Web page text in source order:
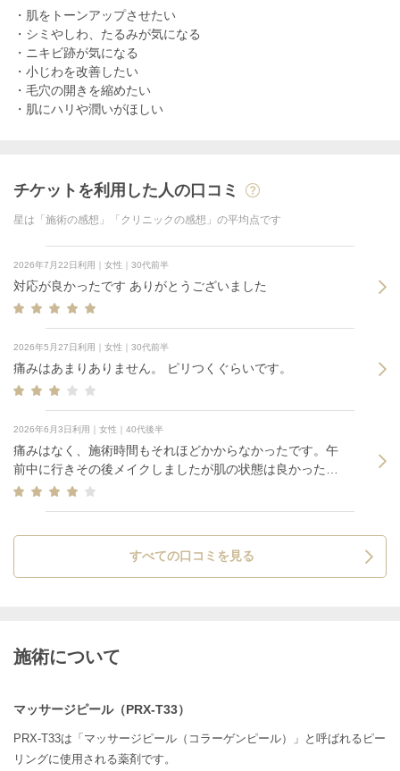
・肌をトーンアップさせたい
・シミやしわ、たるみが気になる
・ニキビ跡が気になる
・小じわを改善したい
・毛穴の開きを縮めたい
・肌にハリや潤いがほしい
チケットを利用した人の口コミ
星は「施術の感想」「クリニックの感想」の平均点です
2026年7月22日利用｜女性｜30代前半
対応が良かったです ありがとうございました
2026年5月27日利用｜女性｜30代前半
痛みはあまりありません。 ピリつくぐらいです。
2026年6月3日利用｜女性｜40代後半
痛みはなく、施術時間もそれほどかからなかったです。午
前中に行きその後メイクしましたが肌の状態は良かったで
す。
すべての口コミを見る
施術について
マッサージピール（PRX-T33）
PRX-T33は「マッサージピール（コラーゲンピール）」と呼ばれるピー
リングに使用される薬剤です。